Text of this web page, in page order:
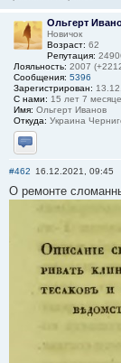
Ольгерт
Новичок
Возраст: 62
Репутация:
Лояльность: 2007
Сообщения: 5396
Зарегистрирован:
С нами: 15 лет 7
Имя: Ольгерт Иванов
Откуда: Украина
Отправить
#462 16.12.2021, 09:45
О ремонте